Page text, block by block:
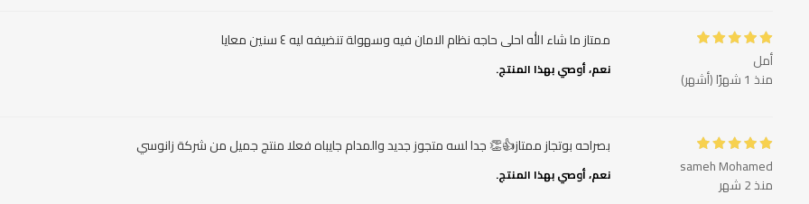
أمل
منذ 1 شهرًا (أشهر)
ممتاز ما شاء الله احلى حاجه نظام الامان فيه وسهولة تنضيفه ليه ٤ سنين معايا
نعم، أوصي بهذا المنتج.
sameh Mohamed
منذ 2 شهر
بصراحه بوتجاز ممتاز👍👏 جدا لسه متجوز جديد والمدام جايباه فعلا منتج جميل من شركة زانوسي
نعم، أوصي بهذا المنتج.